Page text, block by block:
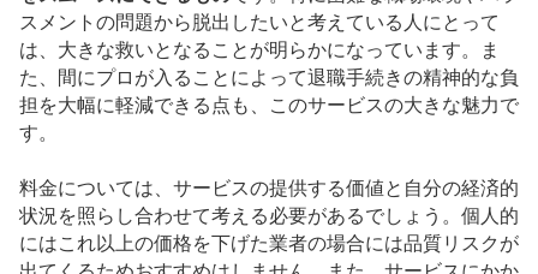
スメントの問題から脱出したいと考えている人にとって
は、大きな救いとなることが明らかになっています。ま
た、間にプロが入ることによって退職手続きの精神的な負
担を大幅に軽減できる点も、このサービスの大きな魅力で
す。
料金については、サービスの提供する価値と自分の経済的
状況を照らし合わせて考える必要があるでしょう。個人的
にはこれ以上の価格を下げた業者の場合には品質リスクが